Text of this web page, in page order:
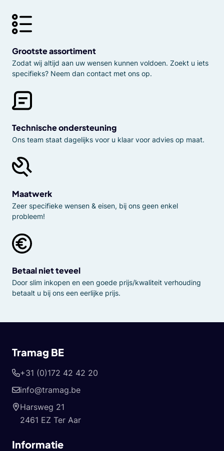
Grootste assortiment
Zodat wij altijd aan uw wensen kunnen voldoen. Zoekt u iets
specifieks? Neem dan contact met ons op.
Technische ondersteuning
Ons team staat dagelijks voor u klaar voor advies op maat.
Maatwerk
Zeer specifieke wensen & eisen, bij ons geen enkel
probleem!
Betaal niet teveel
Door slim inkopen en een goede prijs/kwaliteit verhouding
betaalt u bij ons een eerlijke prijs.
Tramag BE
+31 (0)172 42 42 20
info@tramag.be
Harsweg 21
2461 EZ Ter Aar
Informatie